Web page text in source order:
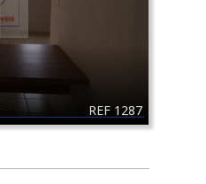
REF 1287